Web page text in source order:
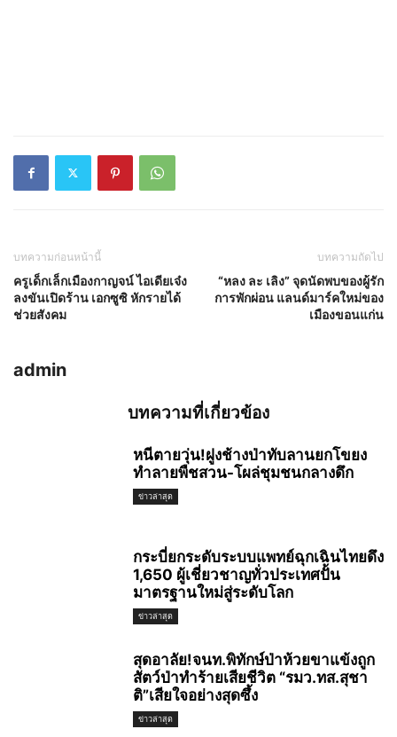
บทความก่อนหน้านี้
ครูเด็กเล็กเมืองกาญจน์ ไอเดียเจ๋ง
ลงขันเปิดร้าน เอกซูซิ หักรายได้
ช่วยสังคม
บทความถัดไป
“หลง ละ เลิง” จุดนัดพบของผู้รัก
การพักผ่อน แลนด์มาร์คใหม่ของ
เมืองขอนแก่น
admin
บทความที่เกี่ยวข้อง
หนีตายวุ่น!ฝูงช้างป่าทับลานยกโขยง
ทำลายพืชสวน-โผล่ชุมชนกลางดึก
ข่าวล่าสุด
กระบี่ยกระดับระบบแพทย์ฉุกเฉินไทยดึง
1,650 ผู้เชี่ยวชาญทั่วประเทศปั้น
มาตรฐานใหม่สู่ระดับโลก
ข่าวล่าสุด
สุดอาลัย!จนท.พิทักษ์ป่าห้วยขาแข้งถูก
สัตว์ป่าทำร้ายเสียชีวิต “รมว.ทส.สุชา
ติ”เสียใจอย่างสุดซึ้ง
ข่าวล่าสุด